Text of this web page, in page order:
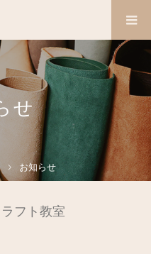
せ
お知らせ
フト教室